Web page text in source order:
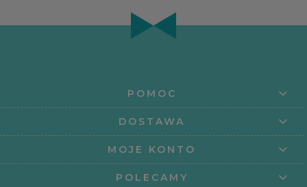
POMOC
DOSTAWA
MOJE KONTO
POLECAMY